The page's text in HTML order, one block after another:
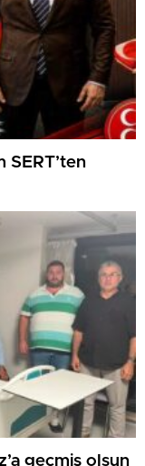
SERT’ten
geçmiş olsun